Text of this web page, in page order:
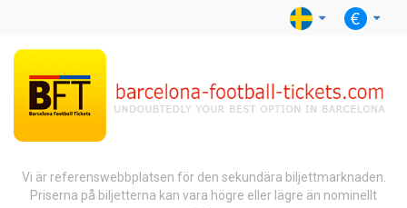
Vi är referenswebbplatsen för den sekundära biljettmarknaden.
Priserna på biljetterna kan vara högre eller lägre än nominellt